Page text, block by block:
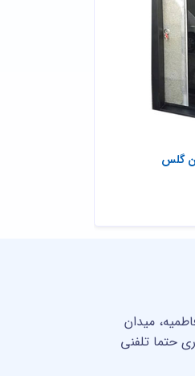
گلس
میدان
حتما تلفنی